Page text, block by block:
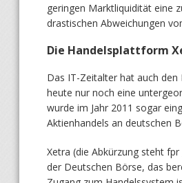
geringen Marktliquidität eine
drastischen Abweichungen
Die Handelsplattform
Das IT-Zeitalter hat auch
heute nur noch eine
wurde im Jahr 2011 sogar
Aktienhandels an deutschen
Xetra (die Abkürzung steht
der Deutschen Börse, das